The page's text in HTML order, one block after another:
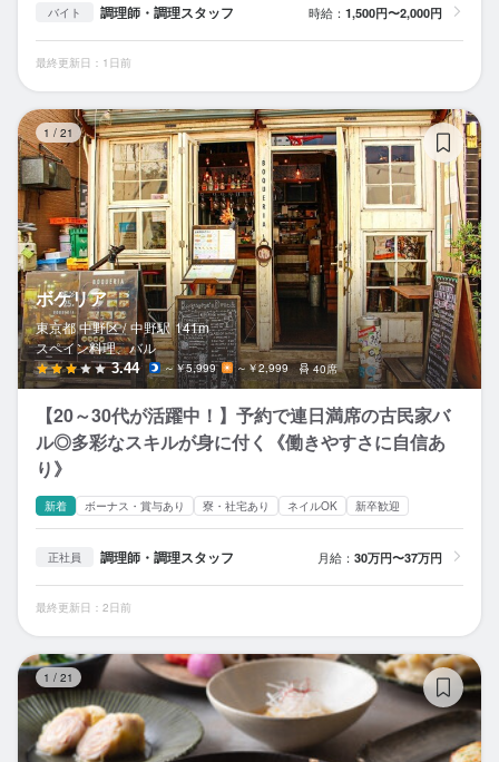
バイト 調理師・調理スタッフ 時給： 1,500円〜2,000円
最終更新日：1日前
1 / 21
ボケリア
東京都 中野区 / 中野駅 141m
スペイン料理、バル
3.44 ～￥5,999 ～￥2,999 40席
【20～30代が活躍中！】予約で連日満席の古民家バ
ル◎多彩なスキルが身に付く《働きやすさに自信あ
り》
新着 ボーナス・賞与あり 寮・社宅あり ネイルOK 新卒歓迎
正社員 調理師・調理スタッフ 月給： 30万円〜37万円
最終更新日：2日前
1 / 21